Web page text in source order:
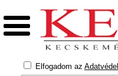
Elfogadom az